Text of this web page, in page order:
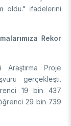
oldu." ifadelerini
Rekor
Proje
gerçekleşti.
19 bin 437
29 bin 739